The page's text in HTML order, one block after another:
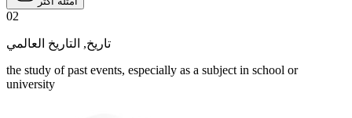
02
تاريخ, التاريخ العالمي
the study of past events, especially as a subject in school or
university